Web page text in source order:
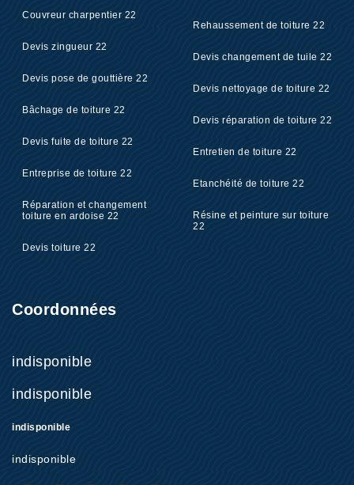
Couvreur charpentier 22
Devis zingueur 22
Devis pose de gouttière 22
Bâchage de toiture 22
Devis fuite de toiture 22
Entreprise de toiture 22
Réparation et changement
toiture en ardoise 22
Devis toiture 22
Rehaussement de toiture 22
Devis changement de tuile 22
Devis nettoyage de toiture 22
Devis réparation de toiture 22
Entretien de toiture 22
Etanchéité de toiture 22
Résine et peinture sur toiture
22
Coordonnées
indisponible
indisponible
indisponible
indisponible